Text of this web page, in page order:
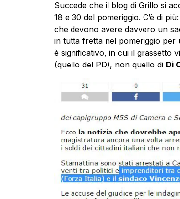
Succede che il blog di Grillo si
18 e 30 del pomeriggio. C’è di
che devono avere davvero un
in tutta fretta nel pomeriggio per
è significativo, in cui il grassetto
(quello del PD), non quello di Di